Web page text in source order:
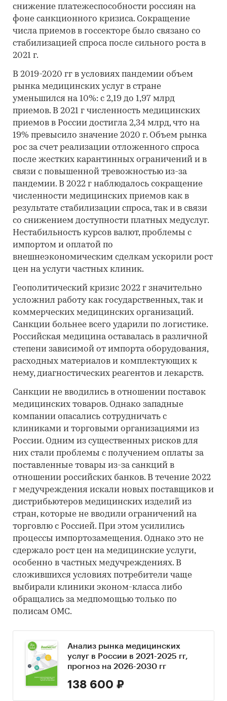
снижение платежеспособности россиян на
фоне санкционного кризиса. Сокращение
числа приемов в госсекторе было связано со
стабилизацией спроса после сильного роста в
2021 г.
В 2019-2020 гг в условиях пандемии объем
рынка медицинских услуг в стране
уменьшился на 10%: с 2,19 до 1,97 млрд
приемов. В 2021 г численность медицинских
приемов в России достигла 2,34 млрд, что на
19% превысило значение 2020 г. Объем рынка
рос за счет реализации отложенного спроса
после жестких карантинных ограничений и в
связи с повышенной тревожностью из-за
пандемии. В 2022 г наблюдалось сокращение
численности медицинских приемов как в
результате стабилизации спроса, так и в связи
со снижением доступности платных медуслуг.
Нестабильность курсов валют, проблемы с
импортом и оплатой по
внешнеэкономическим сделкам ускорили рост
цен на услуги частных клиник.
Геополитический кризис 2022 г значительно
усложнил работу как государственных, так и
коммерческих медицинских организаций.
Санкции больнее всего ударили по логистике.
Российская медицина оставалась в различной
степени зависимой от импорта оборудования,
расходных материалов и комплектующих к
нему, диагностических реагентов и лекарств.
Санкции не вводились в отношении поставок
медицинских товаров. Однако западные
компании опасались сотрудничать с
клиниками и торговыми организациями из
России. Одним из существенных рисков для
них стали проблемы с получением оплаты за
поставленные товары из-за санкций в
отношении российских банков. В течение 2022
г медучреждения искали новых поставщиков и
дистрибьютеров медицинских изделий из
стран, которые не вводили ограничений на
торговлю с Россией. При этом усилились
процессы импортозамещения. Однако это не
сдержало рост цен на медицинские услуги,
особенно в частных медучреждениях. В
сложившихся условиях потребители чаще
выбирали клиники эконом-класса либо
обращались за медпомощью только по
полисам ОМС.
Анализ рынка медицинских
услуг в России в 2021-2025 гг,
прогноз на 2026-2030 гг
138 600 ₽